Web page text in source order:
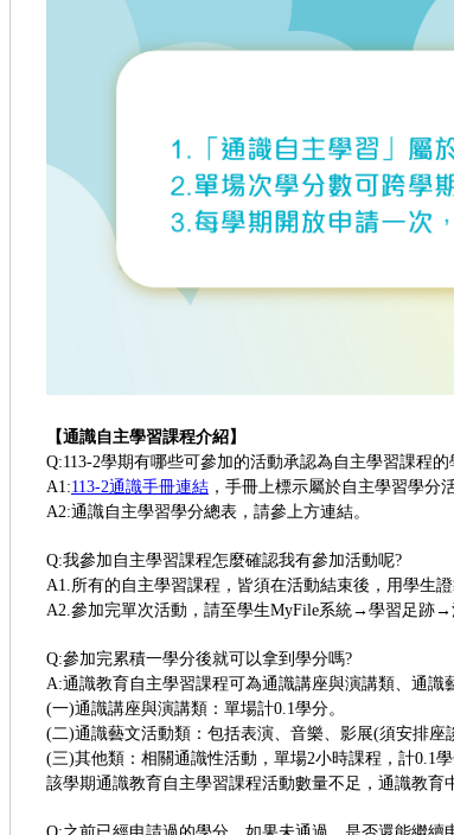
【通識自主學習課程介紹】
Q:113-2學期有哪些可參加的活動承認為自主學習課程的
A1:113-2通識手冊連結 ，手冊上標示屬於自主學習學分
A2:通識自主學習學分總表，請參上方連結。
Q:我參加自主學習課程怎麼確認我有參加活動呢?
A1.所有的自主學習課程，皆須在活動結束後，用學生
A2.參加完單次活動，請至學生MyFile系統→學習足跡
Q:參加完累積一學分後就可以拿到學分嗎?
A:通識教育自主學習課程可為通識講座與演講類、通識
(一)通識講座與演講類：單場計0.1學分。
(二)通識藝文活動類：包括表演、音樂、影展(須安排座
(三)其他類：相關通識性活動，單場2小時課程，計0.1
該學期通識教育自主學習課程活動數量不足，通識教育